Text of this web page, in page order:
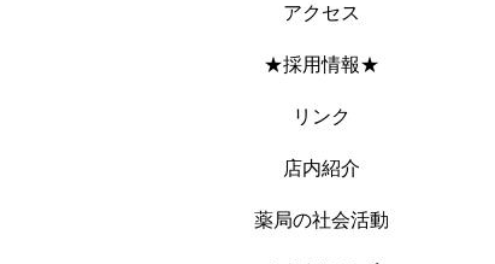
アクセス
★採用情報★
リンク
店内紹介
薬局の社会活動